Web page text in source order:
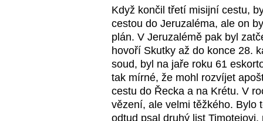
Když končil třetí misijní cestu,
cestou do Jeruzaléma, ale on
plán. V Jeruzalémě pak byl
hovoří Skutky až do konce 28.
soud, byl na jaře roku 61
tak mírné, že mohl rozvíjet
cestu do Řecka a na Krétu. V
vězení, ale velmi těžkého. Bylo
odtud psal druhý list